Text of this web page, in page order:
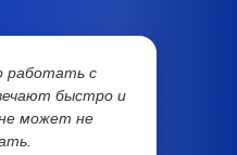
работать с
быстро и
может не